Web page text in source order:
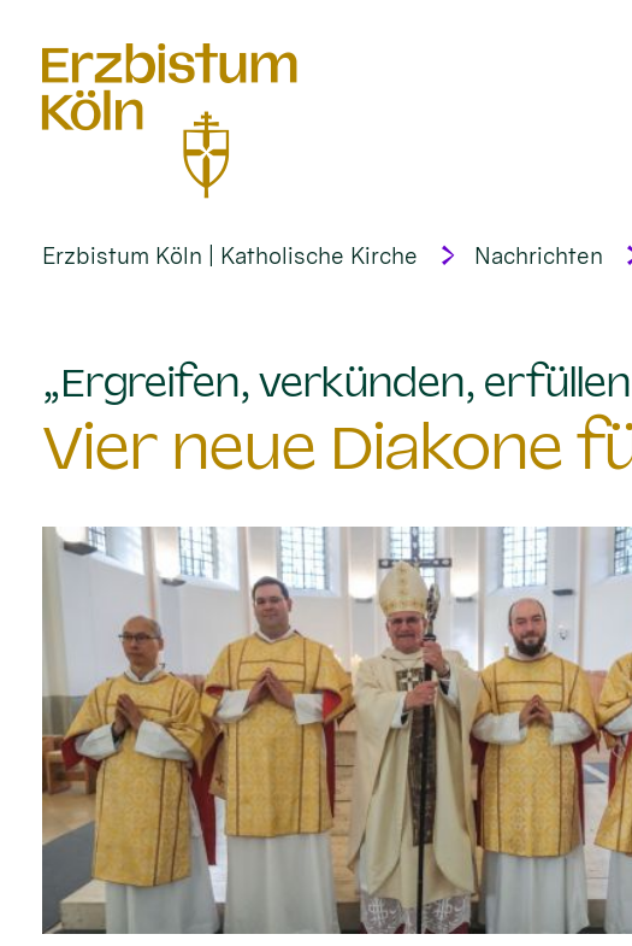
Erzbistum Köln | Katholische Kirche Nachrichten
„Ergreifen, verkünden,
Vier neue Diakone